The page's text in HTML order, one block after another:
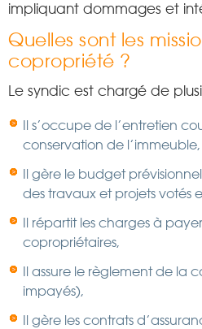
impliquant dommages et
Quelles sont les
copropriété ?
Le syndic est chargé de
Il s’occupe de l’entretien
conservation de l’immeuble,
Il gère le budget
des travaux et projets votés
Il répartit les charges à
copropriétaires,
Il assure le règlement de la
impayés),
Il gère les contrats